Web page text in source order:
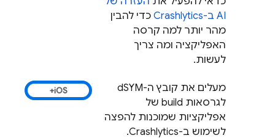
AI ב-
Crashlytics כדי להבין
מהר יותר למה קרסה
האפליקציה ומה צריך
לעשות.
מעלים את קובץ ה-dSYM
לגרסאות build של
אפליקציות שמוכנות להפצה
לשימוש ב-Crashlytics
.